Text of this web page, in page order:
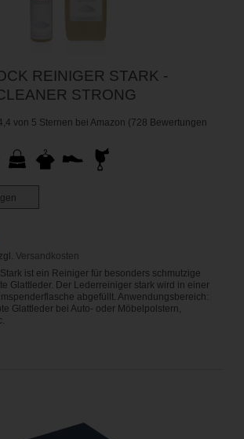
REINIGER STARK -
STRONG
von 5 Sternen bei Amazon (728 Bewertungen
Versandkosten
ist ein Reiniger für besonders schmutzige
Glattleder. Der Lederreiniger stark wird in einer
abgefüllt. Anwendungsbereich:
Glattleder bei Auto- oder Möbelpolstern,